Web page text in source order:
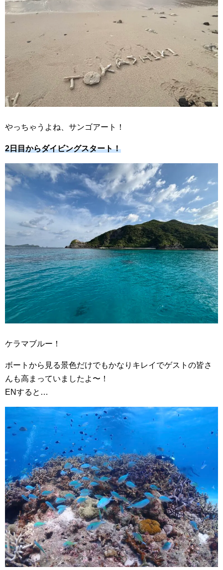
やっちゃうよね、サンゴアート！
2日目からダイビングスタート！
ケラマブルー！
ボートから見る景色だけでもかなりキレイでゲストの皆さ
んも高まっていましたよ〜！
ENすると…